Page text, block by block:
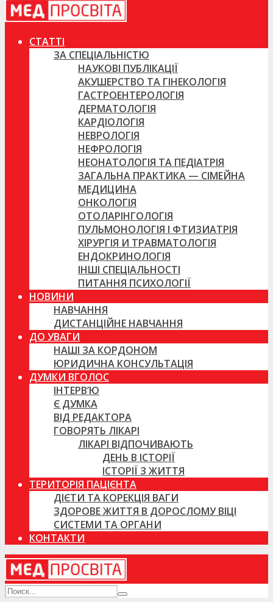
СТАТТІ
ЗА СПЕЦІАЛЬНІСТЮ
НАУКОВІ ПУБЛІКАЦІЇ
АКУШЕРСТВО ТА ГІНЕКОЛОГІЯ
ГАСТРОЕНТЕРОЛОГІЯ
ДЕРМАТОЛОГІЯ
КАРДІОЛОГІЯ
НЕВРОЛОГІЯ
НЕФРОЛОГІЯ
НЕОНАТОЛОГІЯ ТА ПЕДІАТРІЯ
ЗАГАЛЬНА ПРАКТИКА — СІМЕЙНА
МЕДИЦИНА
ОНКОЛОГІЯ
ОТОЛАРІНГОЛОГІЯ
ПУЛЬМОНОЛОГІЯ І ФТИЗИАТРІЯ
ХІРУРГІЯ И ТРАВМАТОЛОГІЯ
ЕНДОКРИНОЛОГІЯ
ІНШІ СПЕЦІАЛЬНОСТІ
ПИТАННЯ ПСИХОЛОГІЇ
НОВИНИ
НАВЧАННЯ
ДИСТАНЦІЙНЕ НАВЧАННЯ
ДО УВАГИ
НАШІ ЗА КОРДОНОМ
ЮРИДИЧНА КОНСУЛЬТАЦІЯ
ДУМКИ ВГОЛОС
ІНТЕРВ’Ю
Є ДУМКА
ВІД РЕДАКТОРА
ГОВОРЯТЬ ЛІКАРІ
ЛІКАРІ ВІДПОЧИВАЮТЬ
ДЕНЬ В ІСТОРІЇ
ІСТОРІЇ З ЖИТТЯ
ТЕРИТОРІЯ ПАЦІЄНТА
ДІЄТИ ТА КОРЕКЦІЯ ВАГИ
ЗДОРОВЕ ЖИТТЯ В ДОРОСЛОМУ ВІЦІ
СИСТЕМИ ТА ОРГАНИ
КОНТАКТИ